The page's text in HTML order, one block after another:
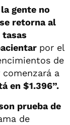
gente no
retorna al
tasas
por el
de
a
en $1.396”.
prueba de
de